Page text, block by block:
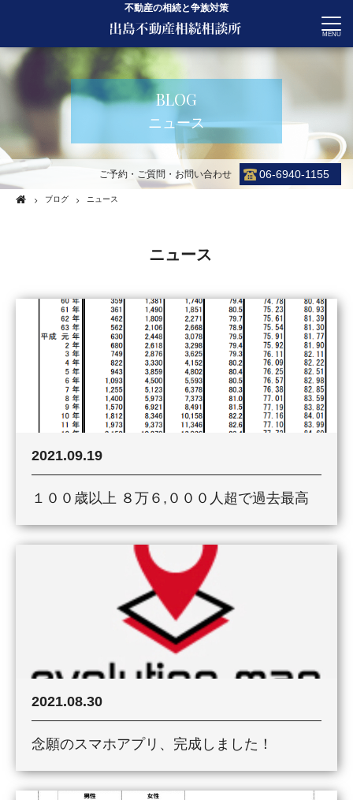
不動産の相続と争族対策
CONTACT
BLOG
ニュース
ご予約・ご質問・お問い合わせ 06-6940-1155
ブログ ニュース
ニュース
2021.09.19
１００歳以上 ８万６,０００人超で過去最高
2021.08.30
念願のスマホアプリ、完成しました！